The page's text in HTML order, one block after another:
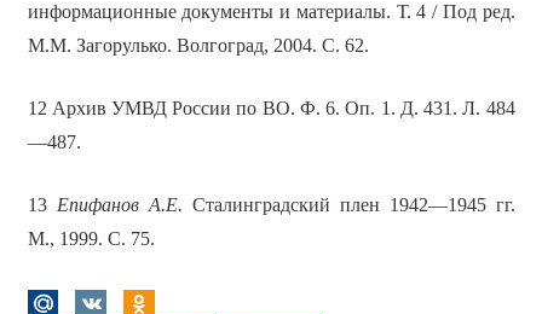
информационные документы и материалы. Т. 4 / Под ред.
М.М. Загорулько. Волгоград, 2004. С. 62.
12 Архив УМВД России по ВО. Ф. 6. Оп. 1. Д. 431. Л. 484
—487.
13 Епифанов А.Е. Сталинградский плен 1942—1945 гг.
М., 1999. С. 75.